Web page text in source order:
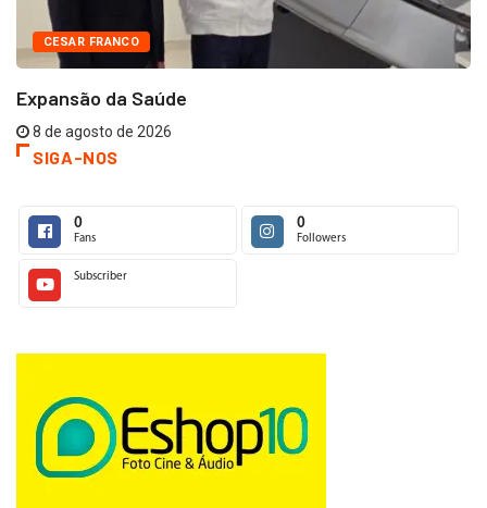
CESAR FRANCO
Expansão da Saúde
8 de agosto de 2026
SIGA-NOS
0
Fans
0
Followers
Subscriber